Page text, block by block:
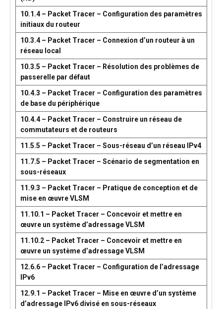
10.1.4 – Packet Tracer – Configuration des paramètres
initiaux du routeur
10.3.4 – Packet Tracer – Connexion d’un routeur à un
réseau local
10.3.5 – Packet Tracer – Résolution des problèmes de
passerelle par défaut
10.4.3 – Packet Tracer – Configuration des paramètres
de base du périphérique
10.4.4 – Packet Tracer – Construire un réseau de
commutateurs et de routeurs
11.5.5 – Packet Tracer – Sous-réseau d’un réseau IPv4
11.7.5 – Packet Tracer – Scénario de segmentation en
sous-réseaux
11.9.3 – Packet Tracer – Pratique de conception et de
mise en œuvre VLSM
11.10.1 – Packet Tracer – Concevoir et mettre en
œuvre un système d’adressage VLSM
11.10.2 – Packet Tracer – Concevoir et mettre en
œuvre un système d’adressage VLSM
12.6.6 – Packet Tracer – Configuration de l’adressage
IPv6
12.9.1 – Packet Tracer – Mise en œuvre d’un système
d’adressage IPv6 divisé en sous-réseaux